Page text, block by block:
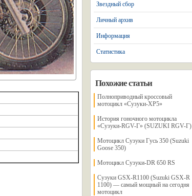
Звездный сбор
Личный архив
Информация
Статистика
Похожие статьи
Полноприводный кроссовый
мотоцикл «Сузуки-ХР5»
История гоночного мотоцикла
«Сузуки-RGV-Г» (SUZUKI RGV-Г)
Мотоцикл Сузуки Гусь 350 (Suzuki
Goose 350)
Мотоцикл Сузуки-DR 650 RS
Сузуки GSX-R1100 (Suzuki GSX-R
1100) — самый мощный на сегодня
мотоцикл